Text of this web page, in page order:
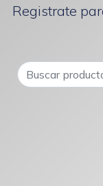
Registrate